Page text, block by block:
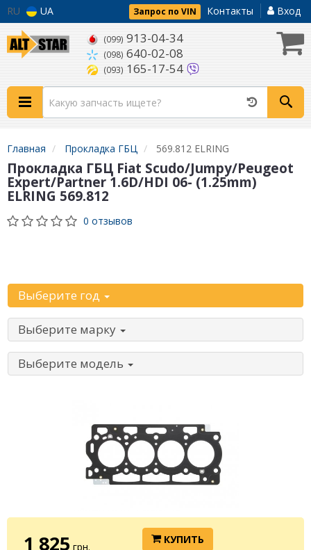
RU UA Запрос по VIN Контакты Вход
(099) 913-04-34
(098) 640-02-08
(093) 165-17-54
Главная Прокладка ГБЦ 569.812 ELRING
Прокладка ГБЦ Fiat Scudo/Jumpy/Peugeot
Expert/Partner 1.6D/HDI 06- (1.25mm)
ELRING 569.812
0 отзывов
Выберите год
Выберите марку
Выберите модель
1 825 грн.
КУПИТЬ